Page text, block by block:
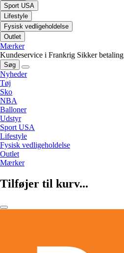
Sport USA
Lifestyle
Fysisk vedligeholdelse
Outlet
Mærker
Kundeservice i Frankrig Sikker betaling
Søg
Nyheder
Tøj
Sko
NBA
Balloner
Udstyr
Sport USA
Lifestyle
Fysisk vedligeholdelse
Outlet
Mærker
Tilføjer til kurv...